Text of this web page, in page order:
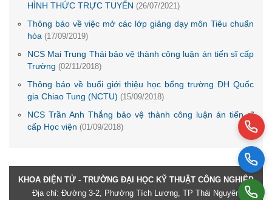
HÌNH THỨC TRỰC TUYẾN (26/07/2021)
Thông báo về việc mở các lớp giảng dạy môn Tiêu chuẩn
hóa (17/09/2019)
NCS Mai Trung Thái bảo vệ thành công luận án tiến sĩ cấp
Trường (02/11/2018)
Thông báo về buổi giới thiệu học bổng trường ĐH Quốc
gia Chiao Tung (NCTU) (15/09/2018)
NCS Trần Anh Thắng bảo vệ thành công luận án tiến sĩ
cấp Học viện (01/09/2018)
KHOA ĐIỆN TỬ - TRƯỜNG ĐẠI HỌC KỸ THUẬT CÔNG NGHIỆP
Địa chỉ: Đường 3-2, Phường Tích Lương, TP Thái Nguyên